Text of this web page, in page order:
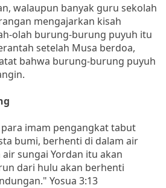
walaupun banyak guru sekolah
mengajarkan kisah
olah burung-burung puyuh itu
setelah Musa berdoa,
bahwa burung-burung puyuh
imam pengangkat tabut
bumi, berhenti di dalam air
sungai Yordan itu akan
dari hulu akan berhenti
Yosua 3:13